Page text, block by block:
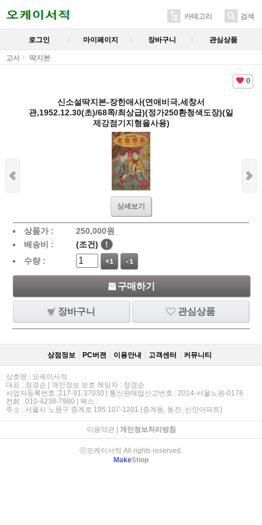
카테고리 검색
로그인 마이페이지 장바구니 관심상품
고서 딱지본
0
신소설딱지본-장한애사(연애비극,세창서
관,1952.12.30(초)/68쪽/최상급)(정가250환청색도장)(일
제강점기지형을사용)
상세보기
상품가 : 250,000원
배송비 :
(조건)
!
수량 :
+1 -1
구매하기
장바구니 관심상품
상점정보 PC버젼 이용안내 고객센터 커뮤니티
상호명 : 오케이서적
대표 : 정경순 | 개인정보 보호 책임자 : 정경순
사업자등록번호 :217-91-37030 | 통신판매업신고번호 : 2014-서울노원-0176
전화 : 010-4238-7980 | 팩스 :
주소 : 서울시 노원구 중계로 195 107-1201 (중계동, 동진, 신안아파트)
이용약관| 개인정보처리방침
ⓒ오케이서적 All rights reserved.
MakeShop